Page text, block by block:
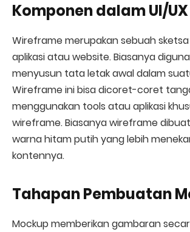
Komponen dalam UI/UX
Wireframe merupakan sebuah
aplikasi atau website. Biasanya
menyusun tata letak awal dalam
Wireframe ini bisa dicoret-coret
menggunakan tools atau aplikasi
wireframe. Biasanya wireframe
warna hitam putih yang lebih
kontennya.
Tahapan Pembuatan
Mockup memberikan gambaran